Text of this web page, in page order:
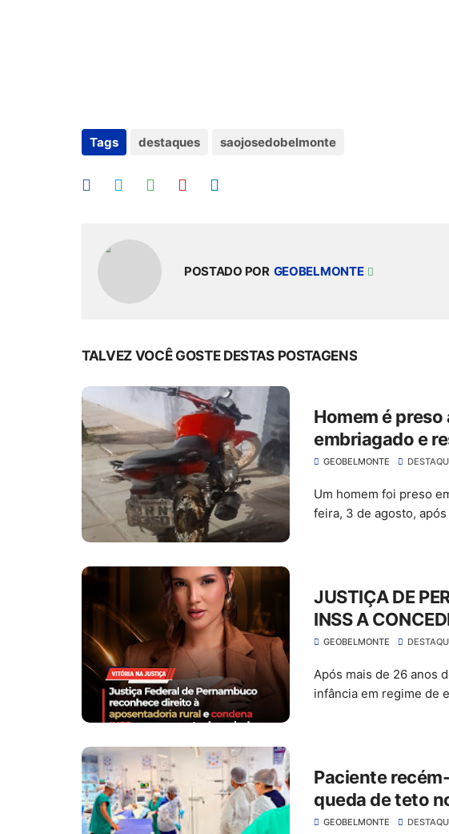
Tags destaques saojosedobelmonte
POSTADO POR GEOBELMONTE
TALVEZ VOCÊ GOSTE DESTAS POSTAGENS
Homem é
embriagado e
José do
GEOBELMONTE
Um homem foi preso
feira, 3 de agosto,
JUSTIÇA DE
INSS A
E PAGAR MAIS
GEOBELMONTE
Após mais de 26 anos
infância em regime de
Paciente
queda de teto
GEOBELMONTE